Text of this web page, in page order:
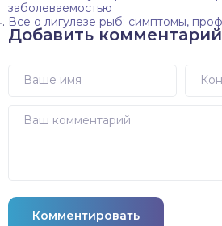
заболеваемостью
Все о лигулезе рыб: симптомы,
Добавить комментарий
Комментировать